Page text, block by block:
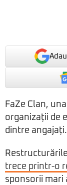
FaZe Clan,
organizații de
dintre angajați.
trece printr-o
sponsorii mari